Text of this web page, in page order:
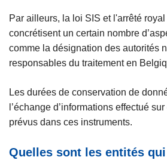
Par ailleurs, la loi SIS et l'arrêté
concrétisent un certain nombre
comme la désignation des autorités
responsables du traitement en
Les durées de conservation de
l’échange d’informations effectué
prévus dans ces instruments.
Quelles sont les entités